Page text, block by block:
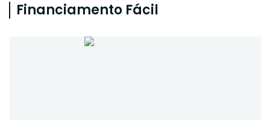
Financiamento Fácil